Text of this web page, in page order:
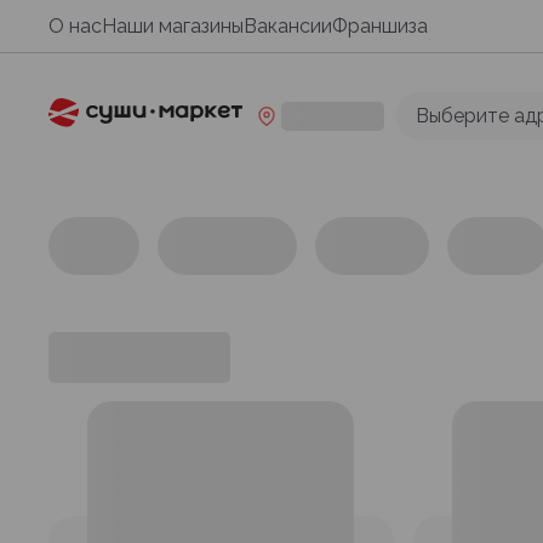
О насНаши магазиныВакансииФраншиза
Выберите